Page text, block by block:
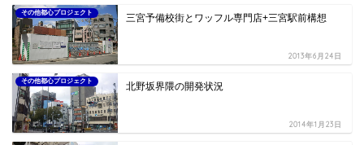
その他都心プロジェクト 三宮予備校街とワッフル専門店+三宮駅前構想
2013年6月24日
その他都心プロジェクト 北野坂界隈の開発状況
2014年1月23日